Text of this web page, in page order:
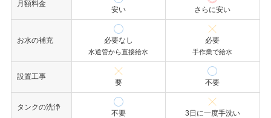
月額料金
安い さらに安い
お水の補充 必要なし
水道管から直接給水
必要
手作業で給水
設置工事
要 不要
タンクの洗浄
不要 3日に一度手洗い